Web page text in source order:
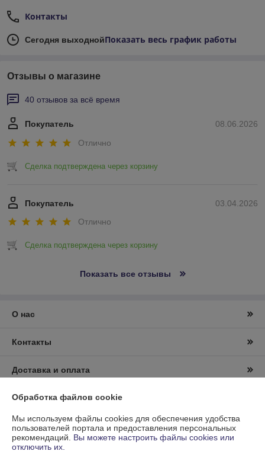
Контакты
Сегодня выходнойПоказать весь график работы
Отзывы о магазине
40 отзывов за всё время
08.06.2026
Покупатель
Отлично
Сделка подтверждена через корзину
03.04.2026
Покупатель
Отлично
Сделка подтверждена через корзину
Показать все отзывы
О нас
Контакты
Доставка и оплата
График работы
Полная версия сайта
Обработка файлов cookie
Мы используем файлы cookies для обеспечения удобства
пользователей портала и предоставления персональных
рекомендаций. Вы можете настроить файлы cookies или
отключить их.